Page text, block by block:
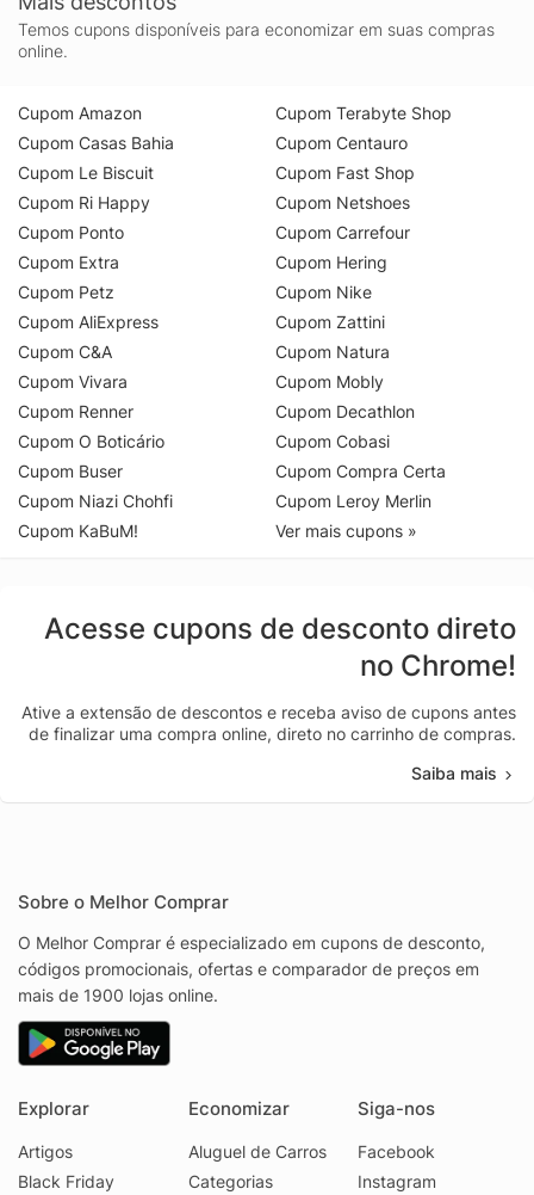
Temos cupons disponíveis para economizar em suas compras
online.
Cupom Amazon
Cupom Casas Bahia
Cupom Le Biscuit
Cupom Ri Happy
Cupom Ponto
Cupom Extra
Cupom Petz
Cupom AliExpress
Cupom C&A
Cupom Vivara
Cupom Renner
Cupom O Boticário
Cupom Buser
Cupom Niazi Chohfi
Cupom KaBuM!
Cupom Terabyte Shop
Cupom Centauro
Cupom Fast Shop
Cupom Netshoes
Cupom Carrefour
Cupom Hering
Cupom Nike
Cupom Zattini
Cupom Natura
Cupom Mobly
Cupom Decathlon
Cupom Cobasi
Cupom Compra Certa
Cupom Leroy Merlin
Ver mais cupons »
Acesse cupons de desconto direto
no Chrome!
Ative a extensão de descontos e receba aviso de cupons antes
de finalizar uma compra online, direto no carrinho de compras.
Saiba mais
Sobre o Melhor Comprar
O Melhor Comprar é especializado em cupons de desconto,
códigos promocionais, ofertas e comparador de preços em
mais de 1900 lojas online.
Explorar
Artigos
Black Friday
Economizar
Aluguel de Carros
Categorias
Siga-nos
Facebook
Instagram